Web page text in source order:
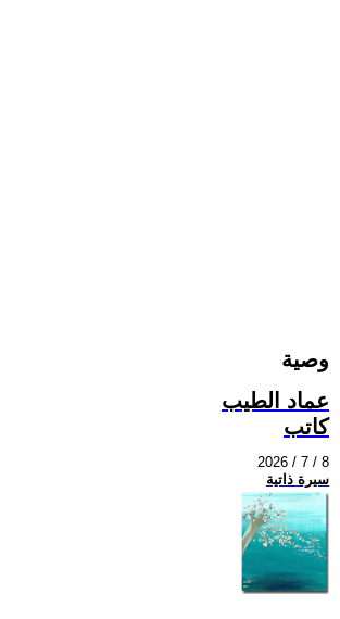
وصية
عماد الطيب
كاتب
2026 / 7 / 8
سيرة ذاتية